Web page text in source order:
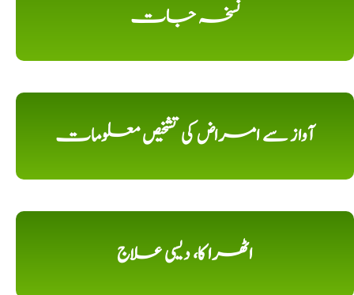
نسخہ جات
آواز سے امراض کی تشخیص معلومات
اٹھرا کا، دیسی علاج